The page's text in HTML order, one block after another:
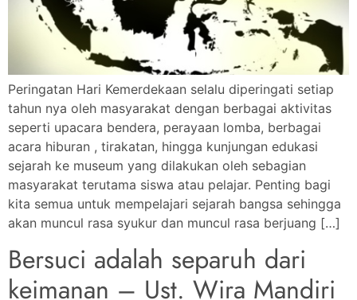
Peringatan Hari Kemerdekaan selalu diperingati setiap
tahun nya oleh masyarakat dengan berbagai aktivitas
seperti upacara bendera, perayaan lomba, berbagai
acara hiburan , tirakatan, hingga kunjungan edukasi
sejarah ke museum yang dilakukan oleh sebagian
masyarakat terutama siswa atau pelajar. Penting bagi
kita semua untuk mempelajari sejarah bangsa sehingga
akan muncul rasa syukur dan muncul rasa berjuang […]
Bersuci adalah separuh dari
keimanan – Ust. Wira Mandiri